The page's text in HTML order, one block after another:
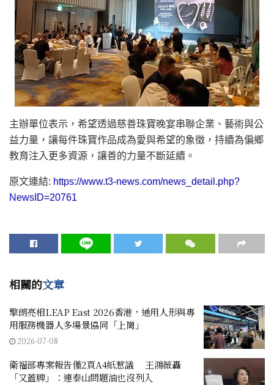
主辦單位表示，希望透過慈善珠寶晚宴串聯企業、藝術與公
益力量，讓每件珠寶作品成為愛與希望的象徵，持續為偏鄉
教育注入更多資源，讓善的力量不斷延續。
原文連結: https://www.t3-news.com/news_detail.php?
NewsID=20761
相關的文章
擎朗亮相LEAP East 2026香港，通用人形與專
用服務機器人多場景協同「上崗」
2026-07-08
衛福部專案報告僅2頁A4紙惹議 王鴻薇轟
「又蓋牌」：連泰山問題油也沒列入